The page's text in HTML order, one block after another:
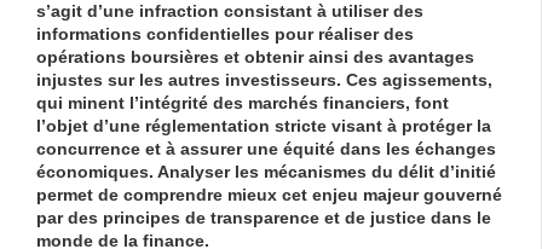
s’agit d’une infraction consistant à utiliser des
informations confidentielles pour réaliser des
opérations boursières et obtenir ainsi des avantages
injustes sur les autres investisseurs. Ces agissements,
qui minent l’intégrité des marchés financiers, font
l’objet d’une réglementation stricte visant à protéger la
concurrence et à assurer une équité dans les échanges
économiques. Analyser les mécanismes du délit d’initié
permet de comprendre mieux cet enjeu majeur gouverné
par des principes de transparence et de justice dans le
monde de la finance.